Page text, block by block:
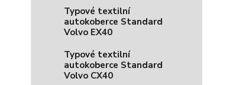
Typové textilní
autokoberce Standard
Volvo EX40
Typové textilní
autokoberce Standard
Volvo CX40